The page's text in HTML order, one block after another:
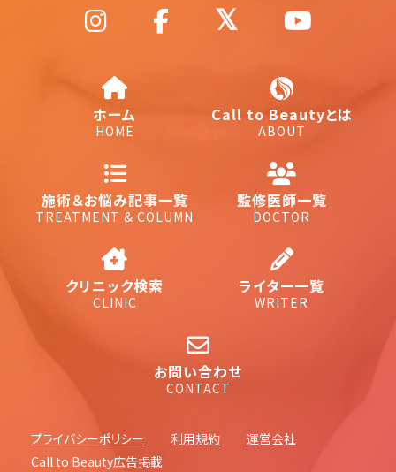
ホーム
HOME
Call to Beautyとは
ABOUT
施術＆お悩み記事一覧
TREATMENT & COLUMN
監修医師一覧
DOCTOR
クリニック検索
CLINIC
ライター一覧
WRITER
お問い合わせ
CONTACT
プライバシーポリシー 利用規約
運営会社
Call to Beauty広告掲載